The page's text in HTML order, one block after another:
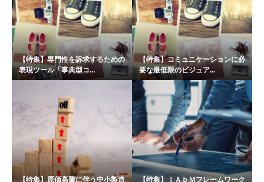
【特集】専門性を訴求するための
表現ツール「事典型コ...
【特集】コミュニケーションに必
要な最低限のビジュア...
【特集】原価高騰に伴う中小製造
【特集】ＩＡｂＭフレームワーク